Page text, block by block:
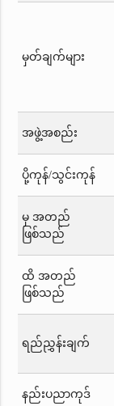
မှတ်ချက်များ
အဖွဲ့အစည်း
ပို့ကုန်/သွင်းကုန်
မှ အတည်
ဖြစ်သည်
ထိ အတည်
ဖြစ်သည်
ရည်ညွှန်းချက်
နည်းပညာကုဒ်